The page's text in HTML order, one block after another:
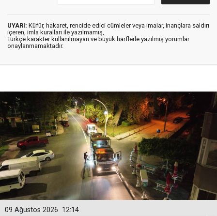
UYARI: Küfür, hakaret, rencide edici cümleler veya imalar, inançlara saldırı
içeren, imla kuralları ile yazılmamış,
Türkçe karakter kullanılmayan ve büyük harflerle yazılmış yorumlar
onaylanmamaktadır.
12:14
09 Ağustos 2026